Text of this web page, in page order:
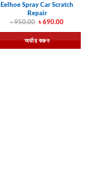
Eelhoe Spray Car Scratch
Repair
৳950.00 Original
was:
৳ 950.00.
৳690.00Current
is:
৳ 690.00.
অর্ডার করুন